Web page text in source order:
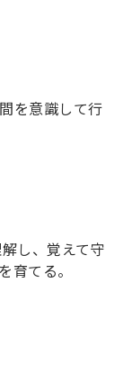
意識して行
し、覚えて守
育てる。